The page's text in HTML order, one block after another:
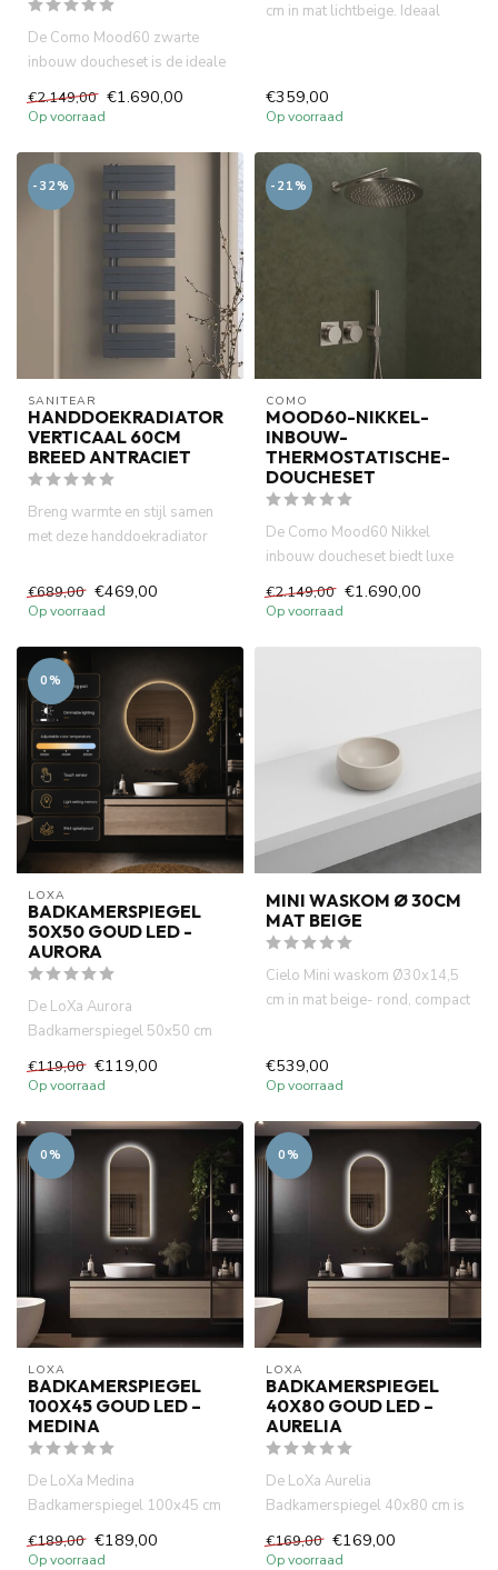
De Como Mood60 zwarte
inbouw doucheset is de ideale
keuze voor een luxe
badkamer...
€2.149,00 €1.690,00
Op voorraad
cm in mat lichtbeige. Ideaal
€359,00
Op voorraad
-32%
SANITEAR
HANDDOEKRADIATOR
VERTICAAL 60CM
BREED ANTRACIET
Breng warmte en stijl samen
met deze handdoekradiator
€689,00 €469,00
Op voorraad
-21%
COMO
MOOD60-NIKKEL-
INBOUW-
THERMOSTATISCHE-
DOUCHESET
De Como Mood60 Nikkel
inbouw doucheset biedt luxe
uitstraling en optimaal
comfor...
€2.149,00 €1.690,00
Op voorraad
0%
LOXA
BADKAMERSPIEGEL
50X50 GOUD LED -
AURORA
De LoXa Aurora
Badkamerspiegel 50x50 cm
bewijst dat een compact
formaat en een l...
€119,00 €119,00
Op voorraad
MINI WASKOM Ø 30CM
MAT BEIGE
Cielo Mini waskom Ø30x14,5
cm in mat beige- rond, compact
€539,00
Op voorraad
0%
LOXA
BADKAMERSPIEGEL
100X45 GOUD LED –
MEDINA
De LoXa Medina
Badkamerspiegel 100x45 cm
combineert een slank ontwerp
met slimme...
€189,00 €189,00
Op voorraad
0%
LOXA
BADKAMERSPIEGEL
40X80 GOUD LED –
AURELIA
De LoXa Aurelia
Badkamerspiegel 40x80 cm is
de ideale keuze voor wie een
compact...
€169,00 €169,00
Op voorraad